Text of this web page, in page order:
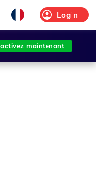
Login
activez maintenant